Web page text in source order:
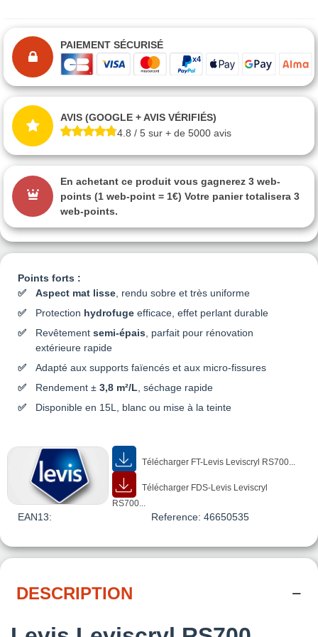
Points forts :
Aspect mat lisse , rendu sobre et très uniforme
Protection hydrofuge efficace, effet perlant durable
Revêtement semi-épais , parfait pour rénovation
extérieure rapide
Adapté aux supports faïencés et aux micro-fissures
Rendement ± 3,8 m²/L , séchage rapide
Disponible en 15L, blanc ou mise à la teinte
Télécharger FT-Levis Leviscryl RS700...
Télécharger FDS-Levis Leviscryl
RS700...
EAN13: Reference: 46650535
VIENNE
BLANC LUCHON
CHROMATIC
CH2 0029
BLANC
CHALMAZEL
CHROMATIC
CH2 0030
ABONDANCE
CHROMATIC
CH2 0031
BLANC ASPEN
CHROMATIC
CH2 0032
CHROMATIC
BLANC
COURMAYER
CHROMATIC
BLANC AVERS
CHROMATIC
BLANC ORDINO
CHROMATIC
ACHILEE
CHROMATIC
CH2 0037
BLANC AROLLA
CHROMATIC
CH2 0038 BEIGE
TERREUX
CHROMATIC
CH2 0039
BLANC
CHROMATIC
CH2 0040
BLANC ARCS
CHROMATIC
CH2 0041
VERCORIN
CHROMATIC
CH2 0042
CHROMATIC
CH2 0043 BEIGE
CHROMATIC
CH2 0044
CHROMATIC
CH2 0045
GLYCINE
CHROMATIC
CH2 0046
BLANC LENK
CHROMATIC
CH2 0047
BLANC
MOLESON
CHROMATIC
CH2 0049 ROSE
CARALINE
CH2 0050 ROSE
ASTRAGALE
BLANC NEUDAZ
BLANC DAVOS
CHROMATIC
CHROMATIC
CHROMATIC
CH2 0058 ROSE
CH2 0059 ROSE
PAIEMENT SÉCURISÉ
AVIS (GOOGLE + AVIS VÉRIFIÉS)
4.8 / 5 sur + de 5000 avis
En achetant ce produit vous gagnerez 3 web-
points (1 web-point = 1€) Votre panier totalisera 3
web-points.
DESCRIPTION